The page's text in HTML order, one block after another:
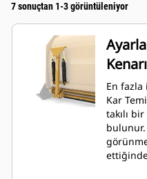
7 sonuçtan 1-3 görüntüleniyor
En
Kar
takılı
bulunur.